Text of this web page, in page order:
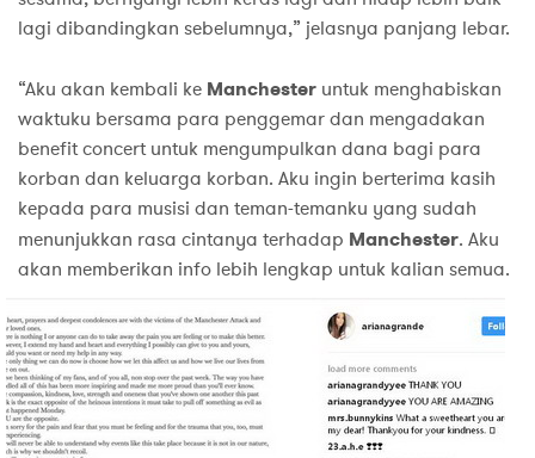
lagi dibandingkan sebelumnya,” jelasnya panjang lebar.
“Aku akan kembali ke Manchester untuk menghabiskan
waktuku bersama para penggemar dan mengadakan
benefit concert untuk mengumpulkan dana bagi para
korban dan keluarga korban. Aku ingin berterima kasih
kepada para musisi dan teman-temanku yang sudah
menunjukkan rasa cintanya terhadap Manchester. Aku
akan memberikan info lebih lengkap untuk kalian semua.